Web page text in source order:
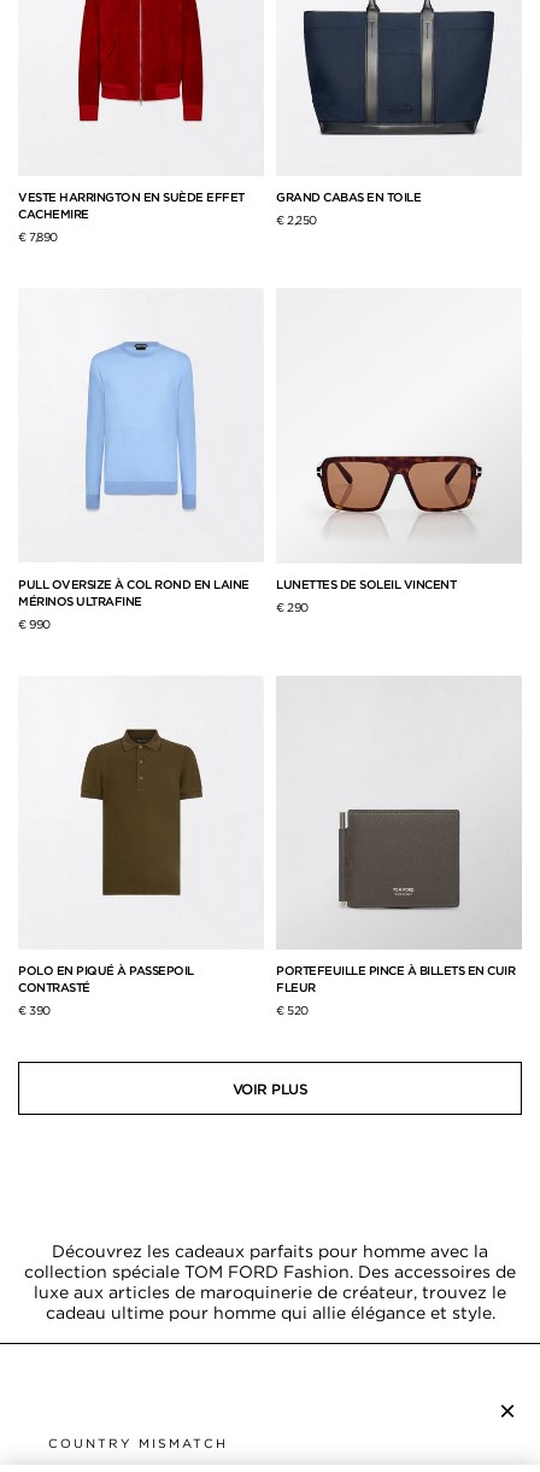
VESTE HARRINGTON EN SUÈDE EFFET
CACHEMIRE
€ 7,890
GRAND CABAS EN TOILE
€ 2,250
PULL OVERSIZE À COL ROND EN LAINE
MÉRINOS ULTRAFINE
€ 990
LUNETTES DE SOLEIL VINCENT
€ 290
POLO EN PIQUÉ À PASSEPOIL
CONTRASTÉ
€ 390
PORTEFEUILLE PINCE À BILLETS EN CUIR
FLEUR
€ 520
VOIR PLUS
Découvrez les cadeaux parfaits pour homme avec la
collection spéciale TOM FORD Fashion. Des accessoires de
luxe aux articles de maroquinerie de créateur, trouvez le
cadeau ultime pour homme qui allie élégance et style.
×
COUNTRY MISMATCH